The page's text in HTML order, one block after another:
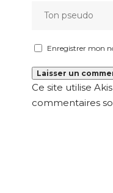
Enregistrer mon
Ce site utilise
commentaires